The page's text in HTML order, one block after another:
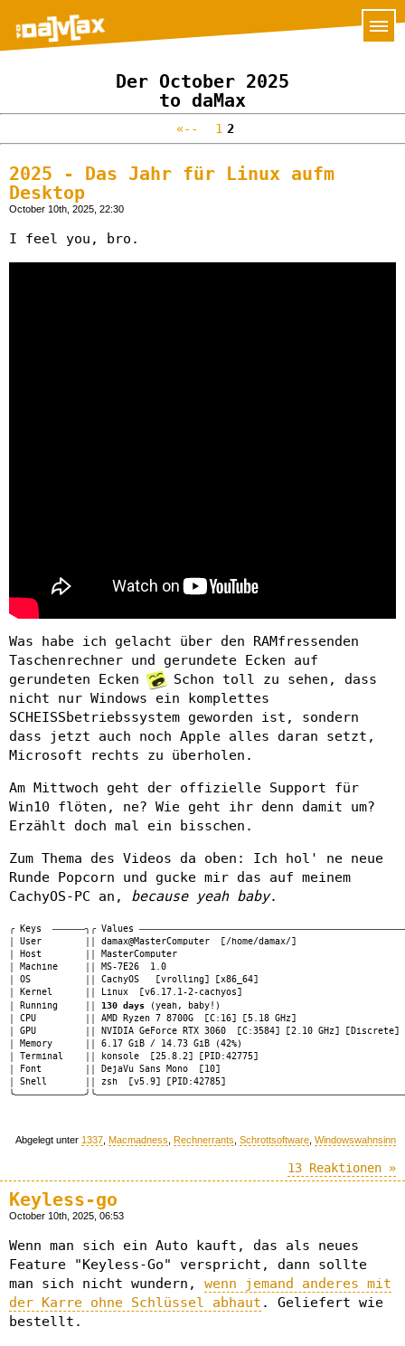
Der October 2025
to daMax
«-- 1 2
2025 - Das Jahr für Linux aufm
Desktop
October 10th, 2025, 22:30
I feel you, bro.
Was habe ich gelacht über den RAMfressenden
Taschenrechner und gerundete Ecken auf
gerundeten Ecken
Schon toll zu sehen, dass
nicht nur Windows ein komplettes
SCHEISSbetriebssystem geworden ist, sondern
dass jetzt auch noch Apple alles daran setzt,
Microsoft rechts zu überholen.
Am Mittwoch geht der offizielle Support für
Win10 flöten, ne? Wie geht ihr denn damit um?
Erzählt doch mal ein bisschen.
Zum Thema des Videos da oben: Ich hol' ne neue
Runde Popcorn und gucke mir das auf meinem
CachyOS-PC an, because yeah baby.
╭ Keys  ──────╮╭ Values
│ User        ││ damax@MasterComputer  [/home/damax/]
│ Host        ││ MasterComputer
│ Machine     ││ MS-7E26  1.0
│ OS          ││ CachyOS   [vrolling] [x86_64]
│ Kernel      ││ Linux  [v6.17.1-2-cachyos]
│ Running     ││
130 days (yeah, baby!)
│ CPU         ││ AMD Ryzen 7 8700G  [C:16] [5.18 GHz]
│ GPU         ││ NVIDIA GeForce RTX 3060  [C:3584] [2.10 GHz] [Discrete]
│ Memory      ││ 6.17 GiB / 14.73 GiB (42%)
│ Terminal    ││ konsole  [25.8.2] [PID:42775]
│ Font        ││ DejaVu Sans Mono  [10]
│ Shell       ││ zsh  [v5.9] [PID:42785]
Abgelegt unter 1337 Macmadness Rechnerrants Schrottsoftware Windowswahnsinn
13 Reaktionen »
Keyless-go
October 10th, 2025, 06:53
Wenn man sich ein Auto kauft, das als neues
Feature "Keyless-Go" verspricht, dann sollte
man sich nicht wundern, wenn jemand anderes mit
der Karre ohne Schlüssel abhaut . Geliefert wie
bestellt.